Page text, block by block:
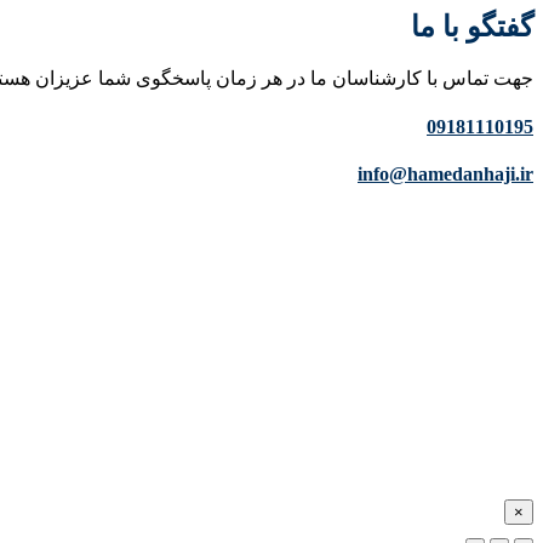
گفتگو با ما
جهت تماس با کارشناسان ما در هر زمان پاسخگوی شما عزیزان
09181110195
info@hamedanhaji.ir
×